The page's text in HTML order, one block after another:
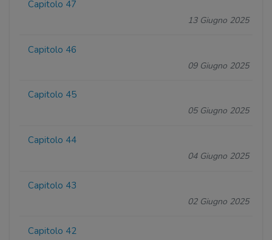
Capitolo 47
13 Giugno 2025
Capitolo 46
09 Giugno 2025
Capitolo 45
05 Giugno 2025
Capitolo 44
04 Giugno 2025
Capitolo 43
02 Giugno 2025
Capitolo 42